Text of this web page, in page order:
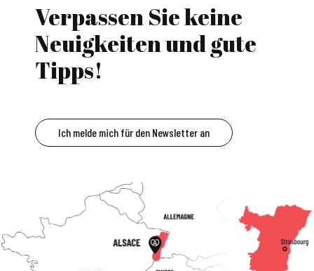
Verpassen Sie keine
Neuigkeiten und gute
Tipps!
Ich melde mich für den Newsletter an